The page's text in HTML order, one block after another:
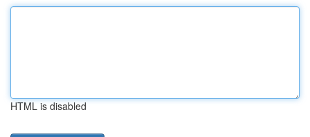
HTML is disabled